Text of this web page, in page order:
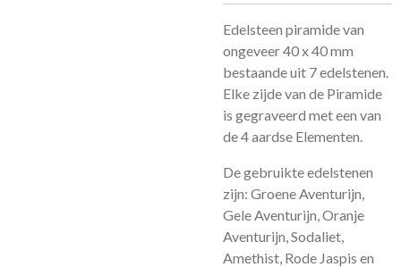
Edelsteen piramide van
ongeveer 40 x 40 mm
bestaande uit 7 edelstenen.
Elke zijde van de Piramide
is gegraveerd met een van
de 4 aardse Elementen.
De gebruikte edelstenen
zijn: Groene Aventurijn,
Gele Aventurijn, Oranje
Aventurijn, Sodaliet,
Amethist, Rode Jaspis en